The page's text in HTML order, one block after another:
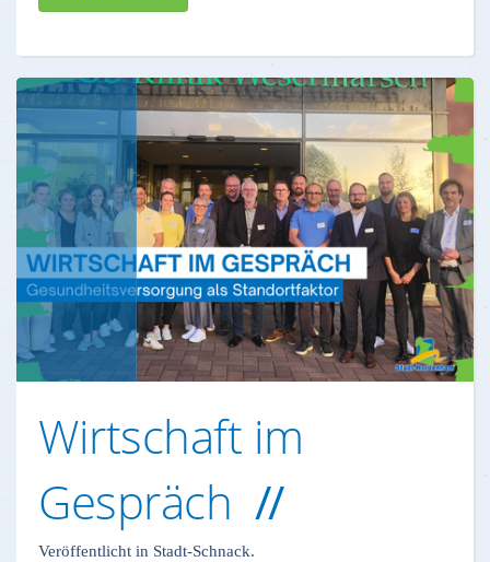
Wirtschaft im
Gespräch
Veröffentlicht in Stadt-Schnack.